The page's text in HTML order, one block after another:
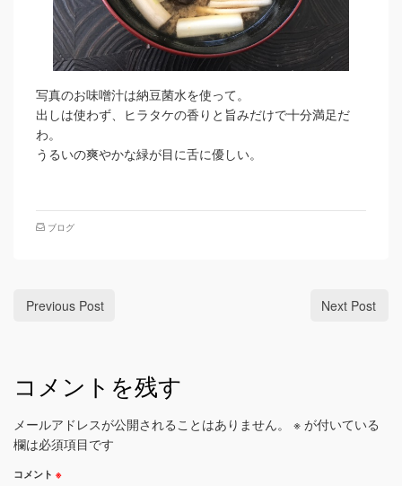
写真のお味噌汁は納豆菌水を使って。
出しは使わず、ヒラタケの香りと旨みだけで十分満足だ
わ。
うるいの爽やかな緑が目に舌に優しい。
ブログ
Previous Post Next Post
コメントを残す
メールアドレスが公開されることはありません。 ※ が付いている
欄は必須項目です
コメント ※